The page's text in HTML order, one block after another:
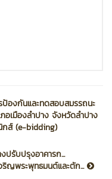
องกันและทดสอบสมรรถนะ
อเมืองลำปาง จังหวัดลำปาง
กส์ (e-bidding)
ปรับปรุงอาคารก...
ญพระพุทธมนต์และตัก...